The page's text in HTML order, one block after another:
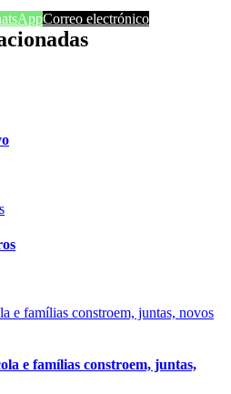
Correo electrónico
e famílias constroem, juntas, novos
e famílias constroem, juntas,